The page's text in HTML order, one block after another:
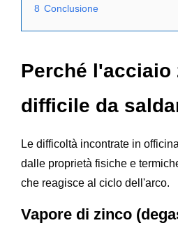
8 Conclusione
Perché l'acciaio
difficile da
Le difficoltà incontrate in
dalle proprietà fisiche e
che reagisce al ciclo dell'arco.
Vapore di zinco